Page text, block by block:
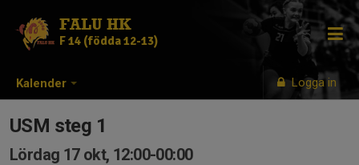
Kalender Logga in
FALU HK
F 14 (födda 12-13)
USM steg 1
Lördag 17 okt, 12:00-00:00